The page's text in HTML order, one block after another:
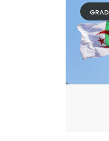
GRAD